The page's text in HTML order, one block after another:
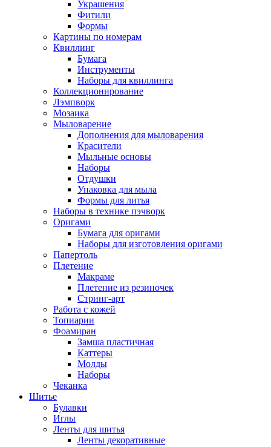
Украшения
Фитили
Формы
Картины по номерам
Квиллинг
Бумага
Инструменты
Наборы для квиллинга
Коллекционирование
Лэмпворк
Мозаика
Мыловарение
Дополнения для мыловарения
Красители
Мыльные основы
Наборы
Отдушки
Упаковка для мыла
Формы для литья
Наборы в технике пэчворк
Оригами
Бумага для оригами
Наборы для изготовления оригами
Папертоль
Плетение
Макраме
Плетение из резиночек
Стринг-арт
Работа с кожей
Топиарии
Фоамиран
Замша пластичная
Каттеры
Молды
Наборы
Чеканка
Шитье
Булавки
Иглы
Ленты для шитья
Ленты декоративные